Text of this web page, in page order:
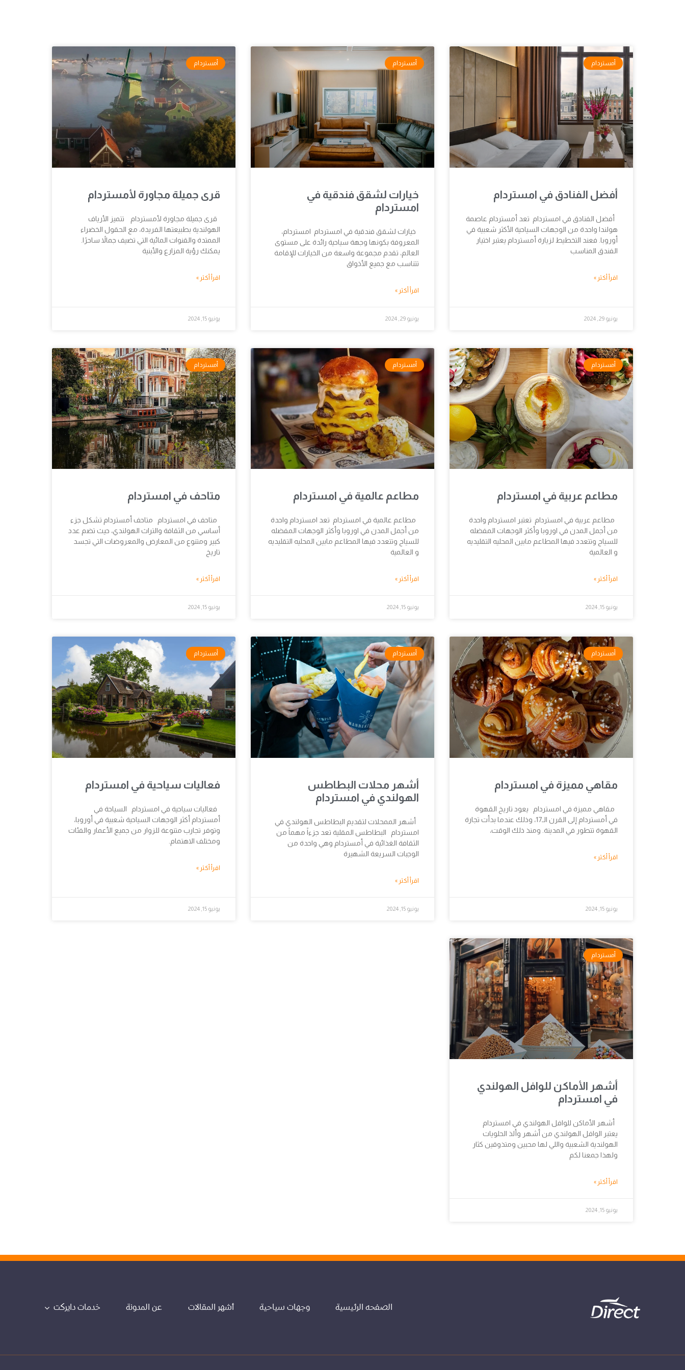
أمستردام
أفضل الفنادق في امستردام
أفضل الفنادق في امستردام تعد أمستردام عاصمة
هولندا واحدة من الوجهات السياحية الأكثر شعبية في
أوروبا. فعند التخطيط لزيارة أمستردام يعتبر اختيار
الفندق المناسب
اقرأ أكثر »
يونيو 29, 2024
أمستردام
خيارات لشقق فندقية في
امستردام
خيارات لشقق فندقية في امستردام امستردام،
المعروفة بكونها وجهة سياحية رائدة على مستوى
العالم، تقدم مجموعة واسعة من الخيارات للإقامة
تتناسب مع جميع الأذواق
اقرأ أكثر »
يونيو 29, 2024
أمستردام
قرى جميلة مجاورة لأمستردام
قرى جميلة مجاورة لأمستردام تتميز الأرياف
الهولندية بطبيعتها الفريدة، مع الحقول الخضراء
الممتدة والقنوات المائية التي تضيف جمالاً ساحرًا.
يمكنك رؤية المزارع والأبنية
اقرأ أكثر »
يونيو 15, 2024
أمستردام
مطاعم عربية في امستردام
مطاعم عربية في امستردام تعتبر امستردام واحدة
من أجمل المدن في اوروبا وأكثر الوجهات المفضله
للسياح وتتعدد فيها المطاعم مابين المحليه التقليديه
و العالمية
اقرأ أكثر »
يونيو 15, 2024
أمستردام
مطاعم عالمية في امستردام
مطاعم عالمية في امستردام تعد امستردام واحدة
من أجمل المدن في اوروبا وأكثر الوجهات المفضله
للسياح وتتعدد فيها المطاعم مابين المحليه التقليديه
و العالمية
اقرأ أكثر »
يونيو 15, 2024
أمستردام
متاحف في امستردام
متاحف في امستردام متاحف أمستردام تشكل جزء
أساسي من الثقافة والتراث الهولندي، حيث تضم عدد
كبير ومتنوع من المعارض والمعروضات التي تجسد
تاريخ
اقرأ أكثر »
يونيو 15, 2024
أمستردام
مقاهي مميزة في امستردام
مقاهي مميزة في امستردام يعود تاريخ القهوة
في أمستردام إلى القرن الـ17، وذلك عندما بدأت تجارة
القهوة تتطور في المدينة. ومنذ ذلك الوقت،
اقرأ أكثر »
يونيو 15, 2024
أمستردام
أشهر محلات البطاطس
الهولندي في امستردام
أشهر الممحلات لتقديم البطاطس الهولندي في
امستردام البطاطس المقلية تعد جزءاً مهماً من
الثقافة الغذائية في أمستردام وهي واحدة من
الوجبات السريعة الشهيرة
اقرأ أكثر »
يونيو 15, 2024
أمستردام
فعاليات سياحية في امستردام
فعاليات سياحية في امستردام السياحة في
أمستردام أكثر الوجهات السياحية شعبية في أوروبا،
وتوفر تجارب متنوعة للزوار من جميع الأعمار والفئات
ومختلف الاهتمام.
اقرأ أكثر »
يونيو 15, 2024
أمستردام
أشهر الأماكن للوافل الهولندي
في امستردام
أشهر الأماكن للوافل الهولندي في امستردام
يعتبر الوافل الهولندي من أشهر وألذ الحلويات
الهولندية الشعبية واللي لها محبين ومتذوقين كثار
ولهذا جمعنا لكم
اقرأ أكثر »
يونيو 15, 2024
الصفحه الرئيسية وجهات سياحية أشهر المقالات عن المدونة خدمات دايركت